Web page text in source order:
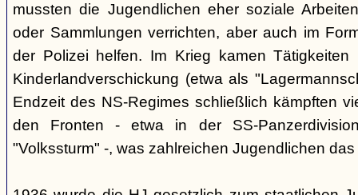
mussten die Jugendlichen eher soziale
oder Sammlungen verrichten, aber auch im
der Polizei helfen. Im Krieg kamen
Kinderlandverschickung (etwa als
Endzeit des NS-Regimes schließlich kämpften
den Fronten - etwa in der SS-
"Volkssturm" -, was zahlreichen Jugendlichen